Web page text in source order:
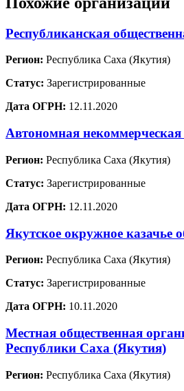
Республиканская
Регион: Республика Саха (Якутия)
Статус: Зарегистрированные
Дата ОГРН: 12.11.2020
Автономная
Регион: Республика Саха (Якутия)
Статус: Зарегистрированные
Дата ОГРН: 12.11.2020
Якутское окружное казачье
Регион: Республика Саха (Якутия)
Статус: Зарегистрированные
Дата ОГРН: 10.11.2020
Местная общественная
Республики Саха (Якутия)
Регион: Республика Саха (Якутия)